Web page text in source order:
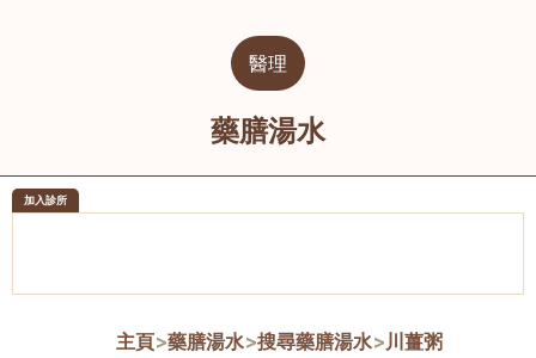
醫理
藥膳湯水
加入診所
主頁>藥膳湯水>搜尋藥膳湯水>川薑粥